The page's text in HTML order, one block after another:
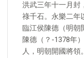
洪武三年十一月封
祿千石。永樂二年
臨江侯陳德（明朝
陳德（？-1378年
人，明朝開國將領。